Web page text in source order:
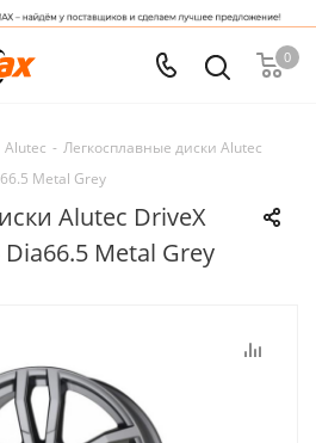
0
Alutec - Легкосплавные диски Alutec
Metal Grey
Alutec DriveX
Dia66.5 Metal Grey